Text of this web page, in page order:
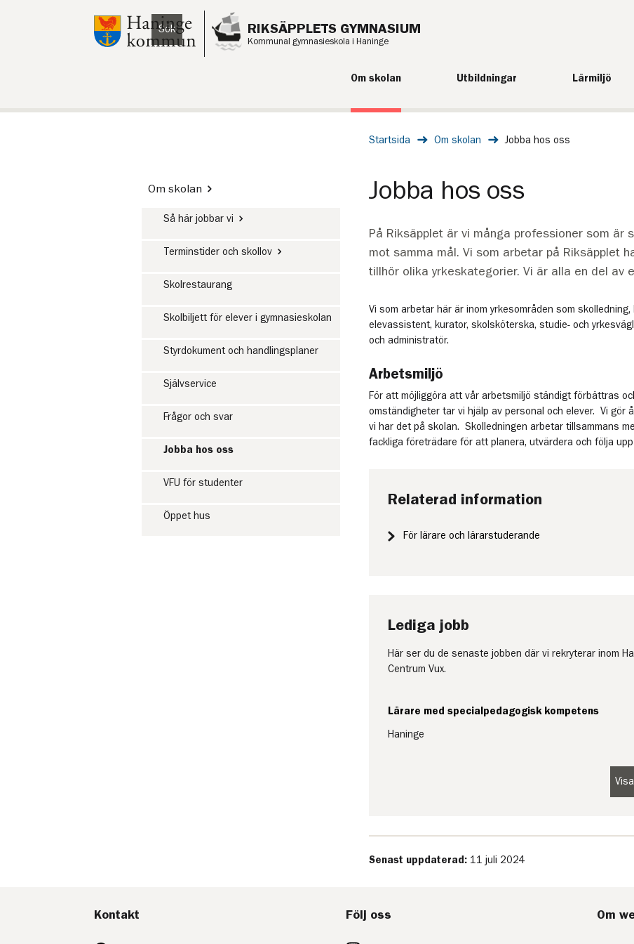
Till innehåll på sidan
RIKSÄPPLETS GYMNASIUM
Kommunal gymnasieskola i Haninge
Lyssna Sök
Om skolan Utbildningar Lärmiljö
Startsida Om skolan Jobba hos oss
Om skolan
Så här jobbar vi
Terminstider och skollov
Skolrestaurang
Skolbiljett för elever i gymnasieskolan
Styrdokument och handlingsplaner
Självservice
Frågor och svar
Jobba hos oss
VFU för studenter
Öppet hus
Jobba hos oss
På Riksäpplet är vi många professioner som är
mot samma mål. Vi som arbetar på Riksäpplet
tillhör olika yrkeskategorier. Vi är alla en del av
Vi som arbetar här är inom yrkesområden som
elevassistent, kurator, skolsköterska, studie- och
och administratör.
Arbetsmiljö
För att möjliggöra att vår arbetsmiljö ständigt förbättras
omständigheter tar vi hjälp av personal och elever. Vi gör
vi har det på skolan. Skolledningen arbetar tillsammans
fackliga företrädare för att planera, utvärdera och följa
Relaterad information
För lärare och lärarstuderande
Lediga jobb
Här ser du de senaste jobben där vi rekryterar inom
Centrum Vux.
Lärare med specialpedagogisk kompetens
Haninge
Senast uppdaterad: 11 juli 2024
Kontakt
E-
Följ oss Om